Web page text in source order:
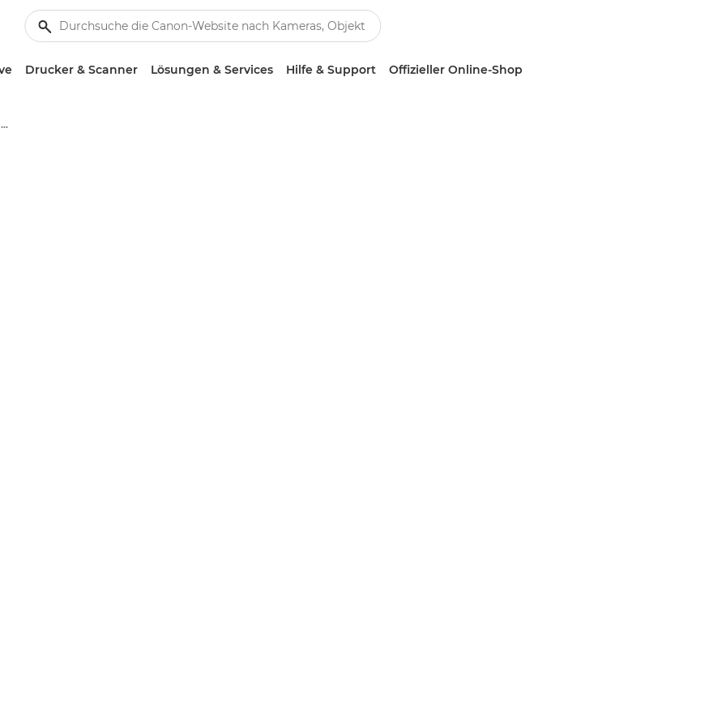
Drucker & Scanner Lösungen & Services Hilfe & Support Offizieller Online-Shop
Canon EF 75-300mm f/4-5.6 III - Objektive – Kamera- & Foto-Objektive